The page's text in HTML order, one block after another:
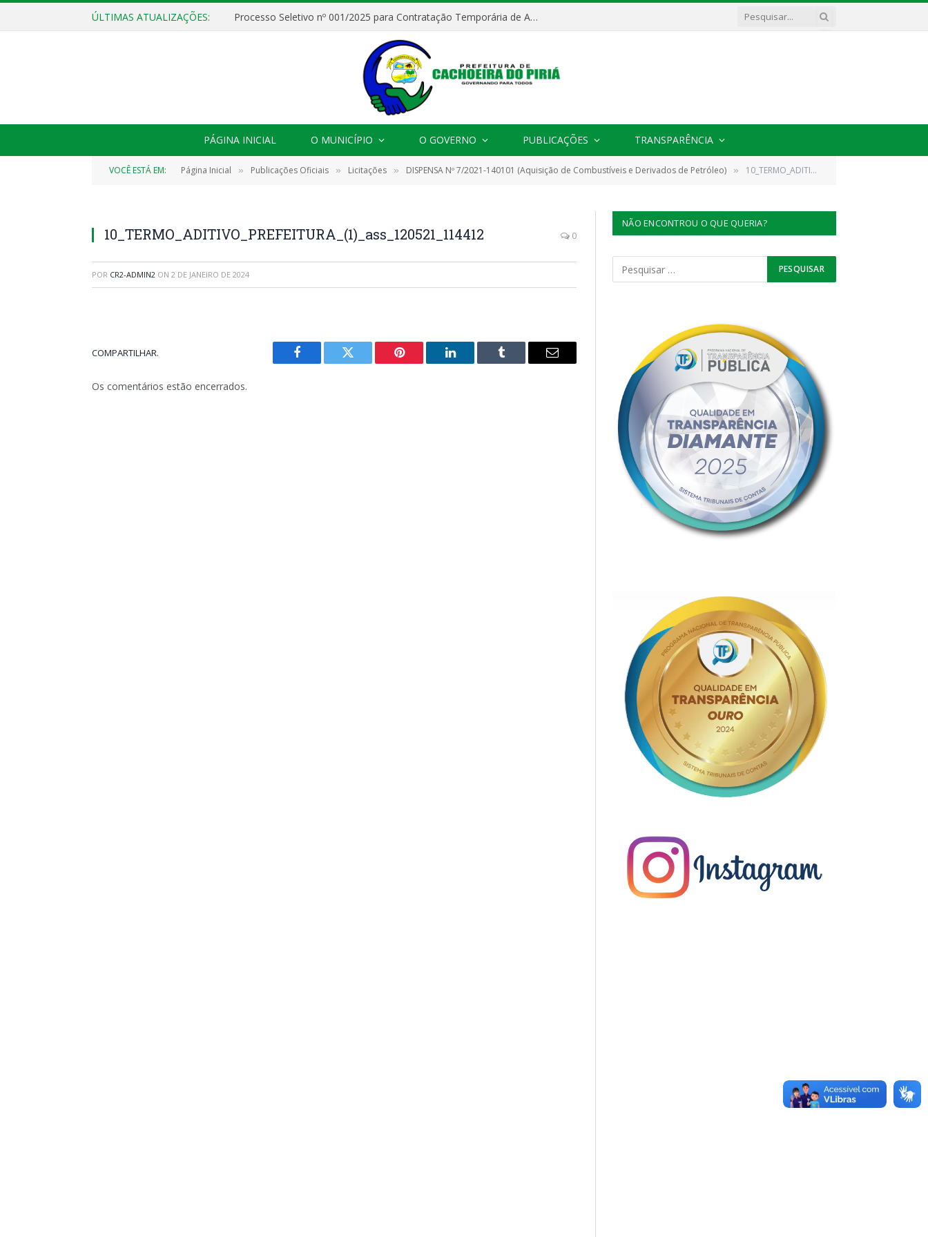
ÚLTIMAS ATUALIZAÇÕES: Processo Seletivo nº 001/2025 para Contratação Temporária de Agentes Comunitários de Saúde (ACS)
PÁGINA INICIAL O MUNICÍPIO O GOVERNO PUBLICAÇÕES TRANSPARÊNCIA
VOCÊ ESTÁ EM: Página Inicial » Publicações Oficiais » Licitações » DISPENSA Nº 7/2021-140101 (Aquisição de Combustíveis e Derivados de Petróleo) » 10_TERMO_ADITIVO_PREFEITURA_(1)_ass_120521_114412
10_TERMO_ADITIVO_PREFEITURA_(1)_ass_120521_114412 0
POR CR2-ADMIN2 ON 2 DE JANEIRO DE 2024
COMPARTILHAR.
Facebook Twitter Pinterest LinkedIn Tumblr
E-
Os comentários estão encerrados.
NÃO ENCONTROU O QUE QUERIA?